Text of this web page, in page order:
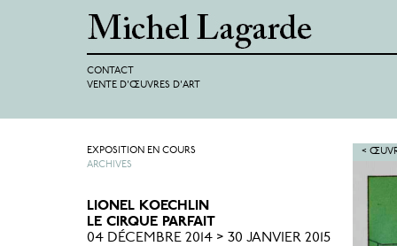
CONTACT
VENTE D'ŒUVRES D'ART
<
EXPOSITION EN COURS
ARCHIVES
LIONEL KOECHLIN
LE CIRQUE PARFAIT
04 DÉCEMBRE 2014 > 30 JANVIER 2015